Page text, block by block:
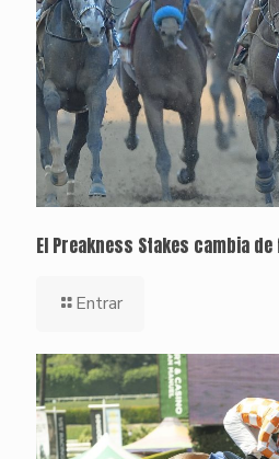
El Preakness Stakes cambia
Entrar